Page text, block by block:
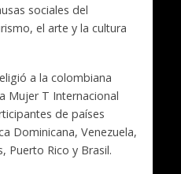
sociales del
el arte y la cultura
a la colombiana
Mujer T Internacional
de países
Dominicana, Venezuela,
Puerto Rico y Brasil.